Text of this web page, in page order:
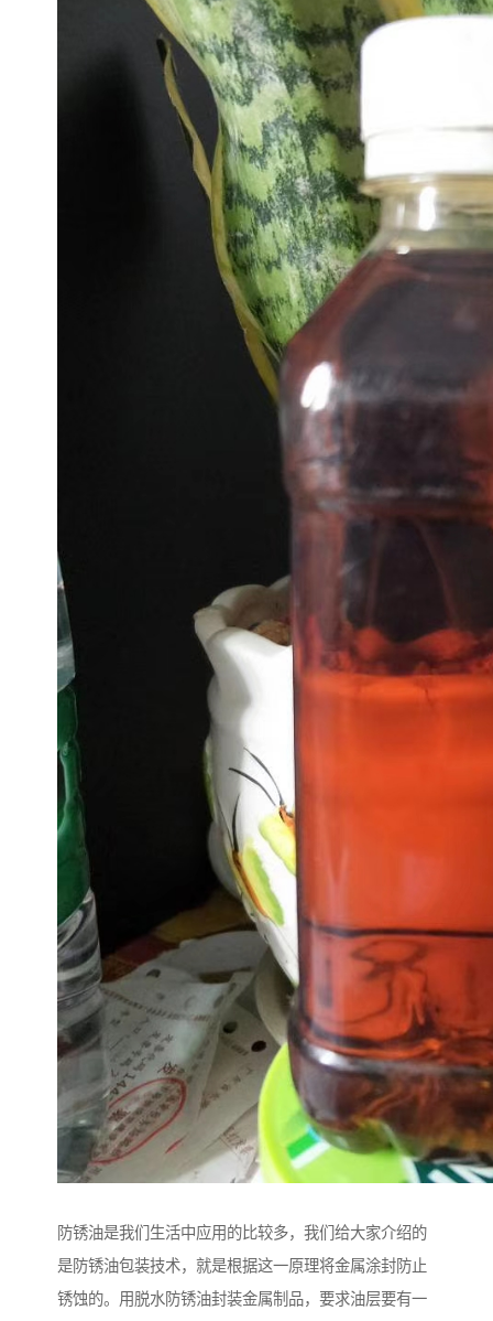
防锈油是我们生活中应用的比较多，我们给大家介绍的
是防锈油包装技术，就是根据这一原理将金属涂封防止
锈蚀的。用脱水防锈油封装金属制品，要求油层要有一